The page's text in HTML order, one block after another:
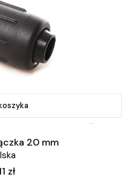
20 mm
zł